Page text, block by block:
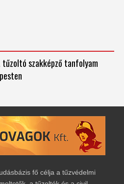
tűzoltó szakképző tanfolyam
fő célja a tűzvédelmi